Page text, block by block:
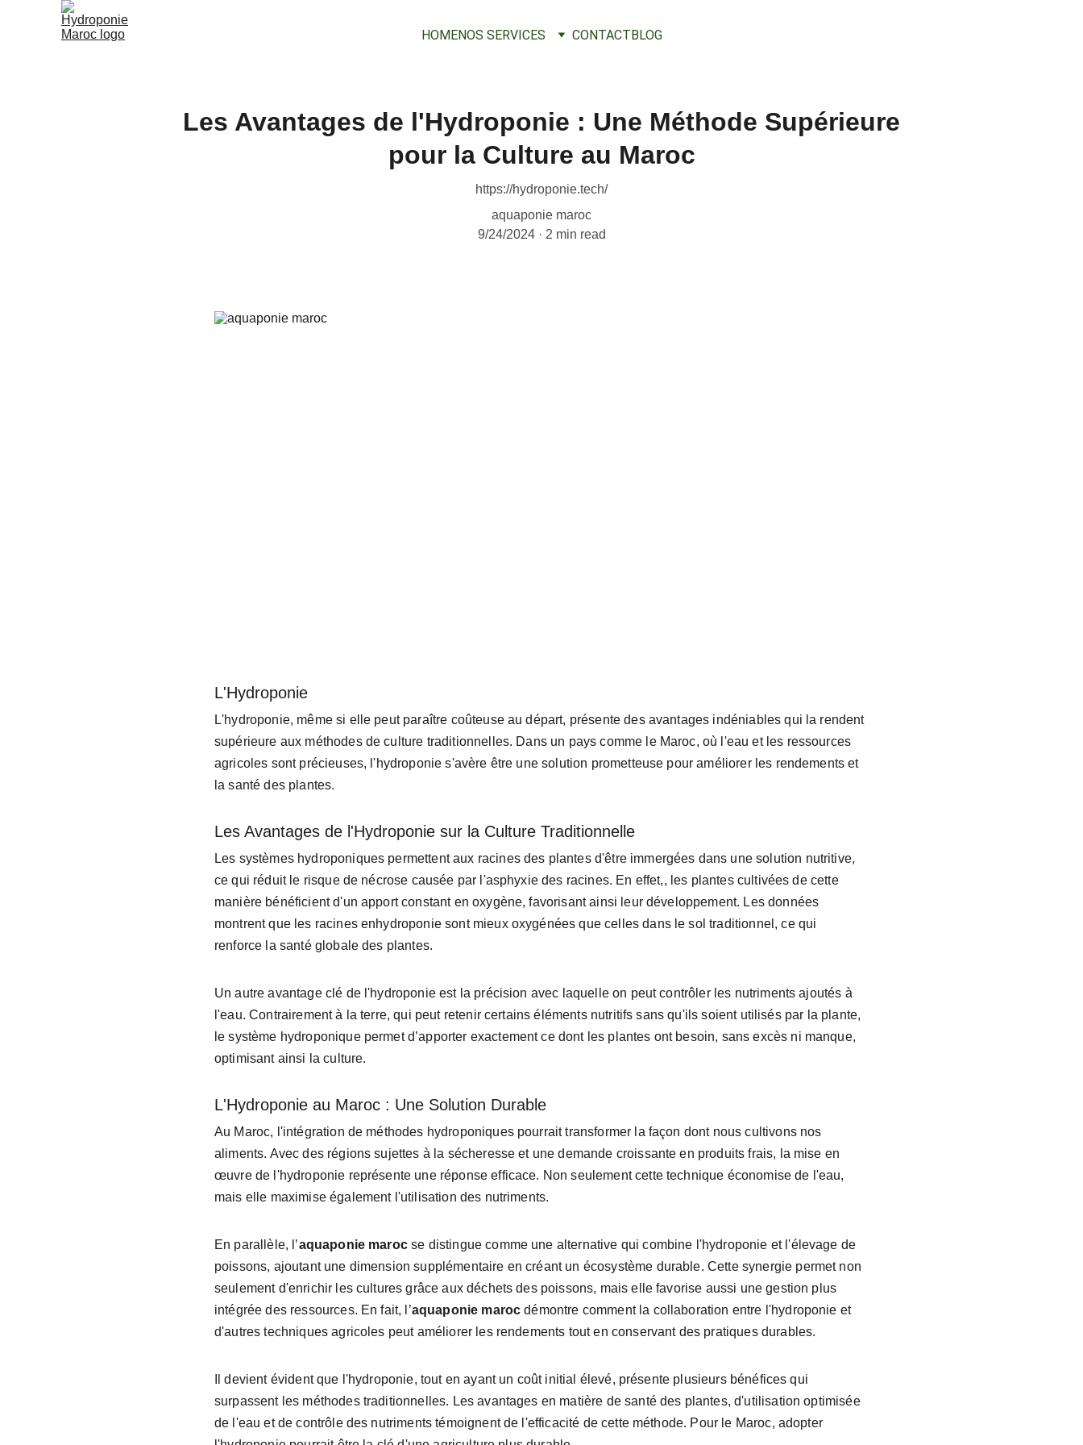
HOMENOS SERVICES CONTACTBLOG
Les Avantages de l'Hydroponie : Une Méthode Supérieure
pour la Culture au Maroc
https://hydroponie.tech/
aquaponie maroc
9/24/2024
2 min read
L'Hydroponie
L'hydroponie, même si elle peut paraître coûteuse au départ, présente des avantages indéniables qui la rendent
supérieure aux méthodes de culture traditionnelles. Dans un pays comme le Maroc, où l'eau et les ressources
agricoles sont précieuses, l'hydroponie s'avère être une solution prometteuse pour améliorer les rendements et
la santé des plantes.
Les Avantages de l'Hydroponie sur la Culture Traditionnelle
Les systèmes hydroponiques permettent aux racines des plantes d'être immergées dans une solution nutritive,
ce qui réduit le risque de nécrose causée par l'asphyxie des racines. En effet,, les plantes cultivées de cette
manière bénéficient d'un apport constant en oxygène, favorisant ainsi leur développement. Les données
montrent que les racines enhydroponie sont mieux oxygénées que celles dans le sol traditionnel, ce qui
renforce la santé globale des plantes.
Un autre avantage clé de l'hydroponie est la précision avec laquelle on peut contrôler les nutriments ajoutés à
l'eau. Contrairement à la terre, qui peut retenir certains éléments nutritifs sans qu'ils soient utilisés par la plante,
le système hydroponique permet d’apporter exactement ce dont les plantes ont besoin, sans excès ni manque,
optimisant ainsi la culture.
L'Hydroponie au Maroc : Une Solution Durable
Au Maroc, l'intégration de méthodes hydroponiques pourrait transformer la façon dont nous cultivons nos
aliments. Avec des régions sujettes à la sécheresse et une demande croissante en produits frais, la mise en
œuvre de l'hydroponie représente une réponse efficace. Non seulement cette technique économise de l'eau,
mais elle maximise également l'utilisation des nutriments.
En parallèle, l’aquaponie maroc se distingue comme une alternative qui combine l'hydroponie et l'élevage de
poissons, ajoutant une dimension supplémentaire en créant un écosystème durable. Cette synergie permet non
seulement d'enrichir les cultures grâce aux déchets des poissons, mais elle favorise aussi une gestion plus
intégrée des ressources. En fait, l’aquaponie maroc démontre comment la collaboration entre l'hydroponie et
d'autres techniques agricoles peut améliorer les rendements tout en conservant des pratiques durables.
Il devient évident que l'hydroponie, tout en ayant un coût initial élevé, présente plusieurs bénéfices qui
surpassent les méthodes traditionnelles. Les avantages en matière de santé des plantes, d'utilisation optimisée
de l'eau et de contrôle des nutriments témoignent de l'efficacité de cette méthode. Pour le Maroc, adopter